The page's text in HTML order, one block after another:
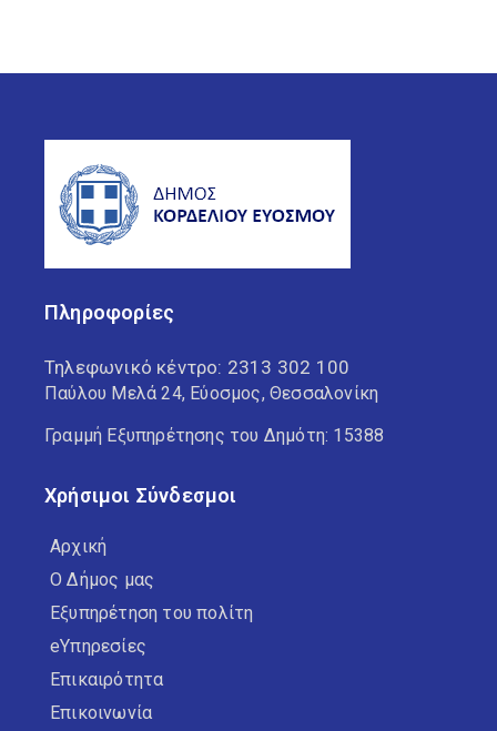
Πληροφορίες
Τηλεφωνικό κέντρο: 2313 302 100
Παύλου Μελά 24, Εύοσμος, Θεσσαλονίκη
Γραμμή Εξυπηρέτησης του Δημότη: 15388
Χρήσιμοι Σύνδεσμοι
Αρχική
Ο Δήμος μας
Εξυπηρέτηση του πολίτη
eΥπηρεσίες
Επικαιρότητα
Επικοινωνία